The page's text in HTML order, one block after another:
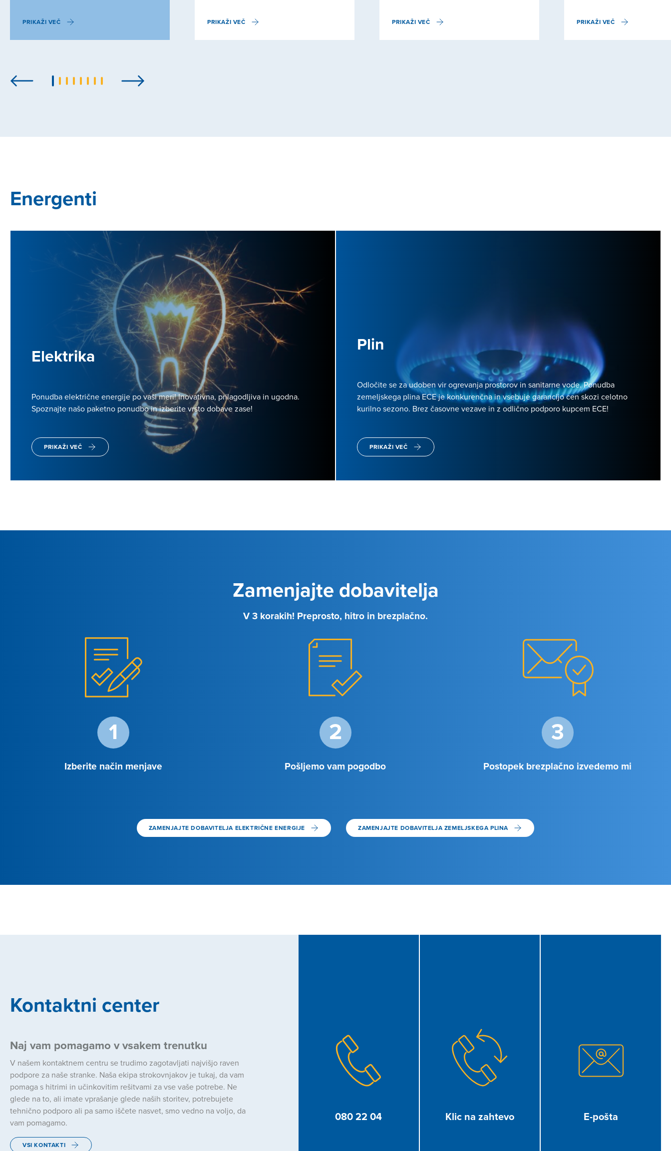
PRIKAŽI VEČ PRIKAŽI VEČ PRIKAŽI VEČ PRIKAŽI VEČ
Previous Next
Energenti
Elektrika
Ponudba električne energije po vaši meri! Inovativna, prilagodljiva in ugodna.
Spoznajte našo paketno ponudbo in izberite vrsto dobave zase!
PRIKAŽI VEČ
Plin
Odločite se za udoben vir ogrevanja prostorov in sanitarne vode. Ponudba
zemeljskega plina ECE je konkurenčna in vsebuje garancijo cen skozi celotno
kurilno sezono. Brez časovne vezave in z odlično podporo kupcem ECE!
PRIKAŽI VEČ
Zamenjajte dobavitelja
V 3 korakih! Preprosto, hitro in brezplačno.
1
Izberite način menjave
2
Pošljemo vam pogodbo
3
Postopek brezplačno izvedemo mi
ZAMENJAJTE DOBAVITELJA ELEKTRIČNE ENERGIJE ZAMENJAJTE DOBAVITELJA ZEMELJSKEGA PLINA
Kontaktni center
Naj vam pomagamo v vsakem trenutku
V našem kontaktnem centru se trudimo zagotavljati najvišjo raven
podpore za naše stranke. Naša ekipa strokovnjakov je tukaj, da vam
pomaga s hitrimi in učinkovitim rešitvami za vse vaše potrebe. Ne
glede na to, ali imate vprašanje glede naših storitev, potrebujete
tehnično podporo ali pa samo iščete nasvet, smo vedno na voljo, da
vam pomagamo.
VSI KONTAKTI
080 22 04 Klic na zahtevo E-pošta